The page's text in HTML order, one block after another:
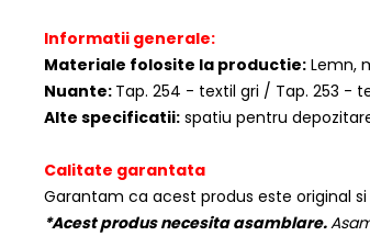
Informatii generale:
Materiale folosite la productie:Lemn,
Nuante: Tap. 254 - textil gri / Tap. 253 -
Alte specificatii:spatiu pentru
Calitate garantata
Garantam ca acest produs este original
*Acest produs necesita asamblare.